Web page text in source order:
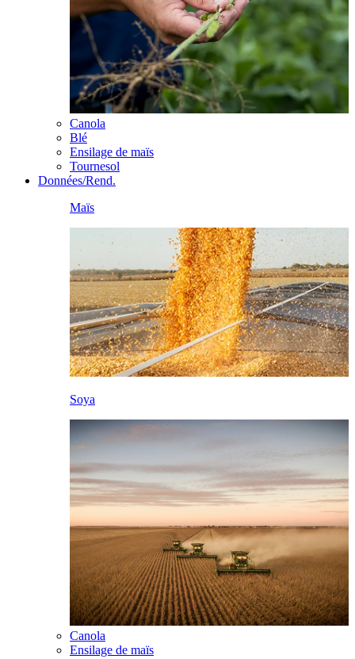
Canola
Blé
Ensilage de maïs
Tournesol
Données/Rend.
Maïs
Soya
Canola
Ensilage de maïs